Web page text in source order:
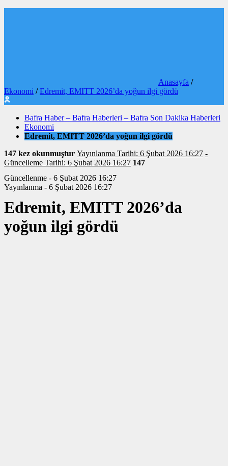
Anasayfa /
Ekonomi / Edremit, EMITT 2026’da yoğun ilgi gördü
Bafra Haber – Bafra Haberleri – Bafra Son Dakika Haberleri
Ekonomi
Edremit, EMITT 2026’da yoğun ilgi gördü
147 kez okunmuştur Yayınlanma Tarihi: 6 Şubat 2026 16:27 -
Güncelleme Tarihi: 6 Şubat 2026 16:27 147
Güncellenme - 6 Şubat 2026 16:27
Yayınlanma - 6 Şubat 2026 16:27
Edremit, EMITT 2026’da
yoğun ilgi gördü